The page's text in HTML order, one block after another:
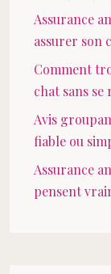
Assurance
assurer son
Comment
chat sans se
Avis
fiable ou
Assurance
pensent